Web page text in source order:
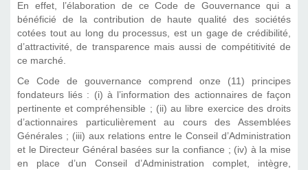
En effet, l’élaboration de ce Code de Gouvernance qui a
bénéficié de la contribution de haute qualité des sociétés
cotées tout au long du processus, est un gage de crédibilité,
d’attractivité, de transparence mais aussi de compétitivité de
ce marché.
Ce Code de gouvernance comprend onze (11) principes
fondateurs liés : (i) à l’information des actionnaires de façon
pertinente et compréhensible ; (ii) au libre exercice des droits
d’actionnaires particulièrement au cours des Assemblées
Générales ; (iii) aux relations entre le Conseil d’Administration
et le Directeur Général basées sur la confiance ; (iv) à la mise
en place d’un Conseil d’Administration complet, intègre,